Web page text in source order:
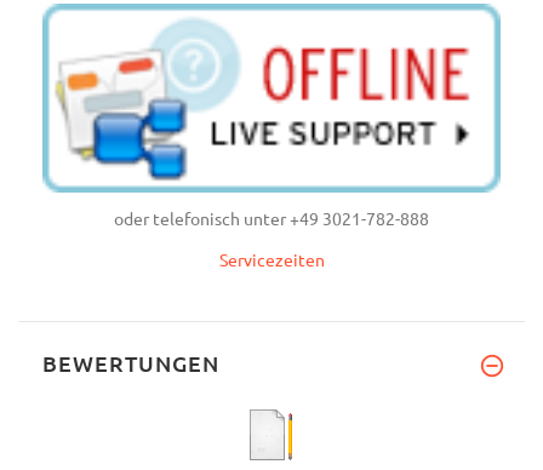
oder telefonisch unter +49 3021-782-888
Servicezeiten
BEWERTUNGEN